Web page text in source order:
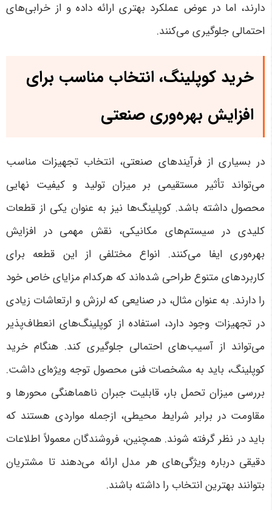
دارند، اما در عوض عملکرد بهتری ارائه داده و از خرابی‌های
احتمالی جلوگیری می‌کنند.
خرید کوپلینگ، انتخاب مناسب برای
افزایش بهره‌وری صنعتی
در بسیاری از فرآیندهای صنعتی، انتخاب تجهیزات مناسب
می‌تواند تأثیر مستقیمی بر میزان تولید و کیفیت نهایی
محصول داشته باشد. کوپلینگ‌ها نیز به عنوان یکی از قطعات
کلیدی در سیستم‌های مکانیکی، نقش مهمی در افزایش
بهره‌وری ایفا می‌کنند. انواع مختلفی از این قطعه برای
کاربردهای متنوع طراحی شده‌اند که هرکدام مزایای خاص خود
را دارند. به عنوان مثال، در صنایعی که لرزش و ارتعاشات زیادی
در تجهیزات وجود دارد، استفاده از کوپلینگ‌های انعطاف‌پذیر
می‌تواند از آسیب‌های احتمالی جلوگیری کند. هنگام خرید
کوپلینگ، باید به مشخصات فنی محصول توجه ویژه‌ای داشت.
بررسی میزان تحمل بار، قابلیت جبران ناهماهنگی محورها و
مقاومت در برابر شرایط محیطی، ازجمله مواردی هستند که
باید در نظر گرفته شوند. همچنین، فروشندگان معمولاً اطلاعات
دقیقی درباره ویژگی‌های هر مدل ارائه می‌دهند تا مشتریان
بتوانند بهترین انتخاب را داشته باشند.